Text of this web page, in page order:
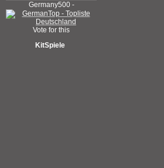
KitSpiele